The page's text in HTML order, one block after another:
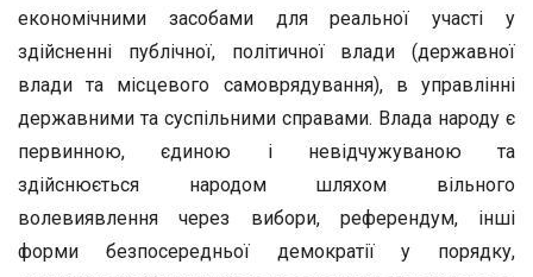
економічними засобами для реальної участі у
здійсненні публічної, політичної влади (державної
влади та місцевого самоврядування), в управлінні
державними та суспільними справами. Влада народу є
первинною, єдиною і невідчужуваною та
здійснюється народом шляхом вільного
волевиявлення через вибори, референдум, інші
форми безпосередньої демократії у порядку,